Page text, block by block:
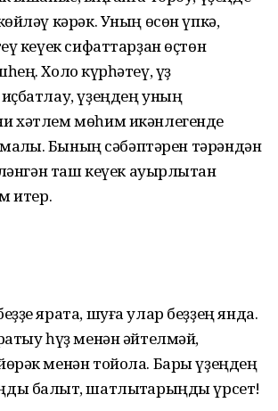
кәрәк. Уның өсөн үпкә,
кеүек сифаттарҙан өҫтөн
Холоҡ күрһәтеү, үҙ
үҙеңдең уның
хәтлем мөһим икәнлегенде
Бының сәбәптәрен тәрәндән
таш кеүек ауырлыҡтан
итер.
ярата, шуға улар беҙҙең янда.
һүҙ менән әйтелмәй,
менән тойола. Бары үҙеңдең
балҡыт, шатлыҡтарыңды үрсет!